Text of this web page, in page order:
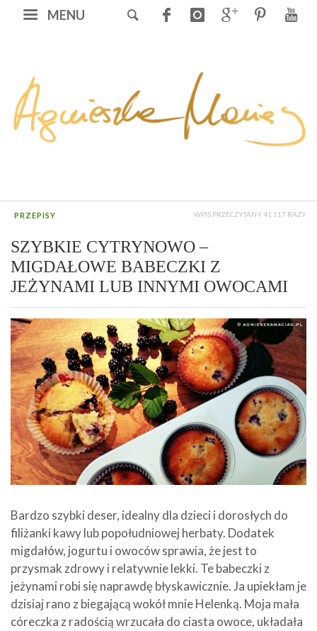
MENU
PRZEPISY WPIS PRZECZYTANY 41 117 RAZY
SZYBKIE CYTRYNOWO –
MIGDAŁOWE BABECZKI Z
JEŻYNAMI LUB INNYMI OWOCAMI
Bardzo szybki deser, idealny dla dzieci i dorosłych do
filiżanki kawy lub popołudniowej herbaty. Dodatek
migdałów, jogurtu i owoców sprawia, że jest to
przysmak zdrowy i relatywnie lekki. Te babeczki z
jeżynami robi się naprawdę błyskawicznie. Ja upiekłam je
dzisiaj rano z biegającą wokół mnie Helenką. Moja mała
córeczka z radością wrzucała do ciasta owoce, układała